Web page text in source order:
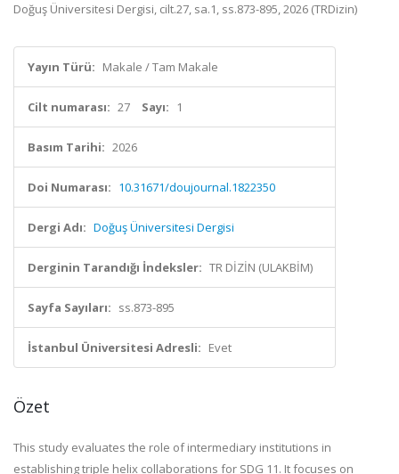
Doğuş Üniversitesi Dergisi, cilt.27, sa.1, ss.873-895, 2026 (TRDizin)
Yayın Türü: Makale / Tam Makale
Cilt numarası: 27 Sayı: 1
Basım Tarihi: 2026
Doi Numarası: 10.31671/doujournal.1822350
Dergi Adı: Doğuş Üniversitesi Dergisi
Derginin Tarandığı İndeksler: TR DİZİN (ULAKBİM)
Sayfa Sayıları: ss.873-895
İstanbul Üniversitesi Adresli: Evet
Özet
This study evaluates the role of intermediary institutions in
establishing triple helix collaborations for SDG 11. It focuses on